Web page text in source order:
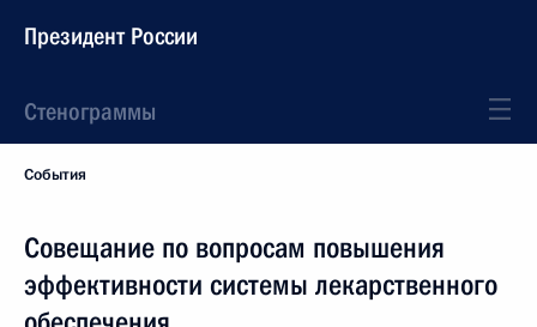
Президент России
Стенограммы
События
Совещание по вопросам повышения
эффективности системы лекарственного